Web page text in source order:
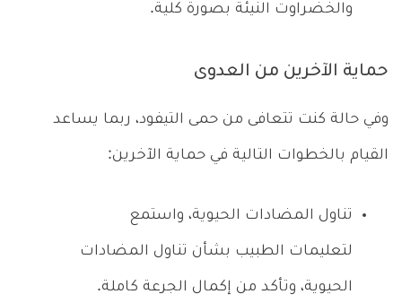
والخضراوت النيئة بصورة كلية.
حماية الآخرين من العدوى
وفي حالة كنت تتعافى من حمى التيفود، ربما يساعد
القيام بالخطوات التالية في حماية الآخرين:
تناول المضادات الحيوية، واستمع
لتعليمات الطبيب بشأن تناول المضادات
الحيوية، وتأكد من إكمال الجرعة كاملة.